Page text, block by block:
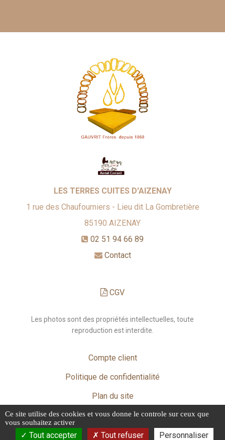
LES TERRES CUITES D'AIZENAY
1 rue des Chaufourniers - Lieu dit La Gombretière
85190 AIZENAY
02 51 94 66 89
Contact
CGV
Les photos sont des propriétés intellectuelles, toute
reproduction est interdite.
Compte client
Politique de confidentialité
Plan du site
Mentions légales
Ce site utilise des cookies et vous donne le controle sur ceux que
vous souhaitez activer
Tout accepter Tout refuser Personnaliser